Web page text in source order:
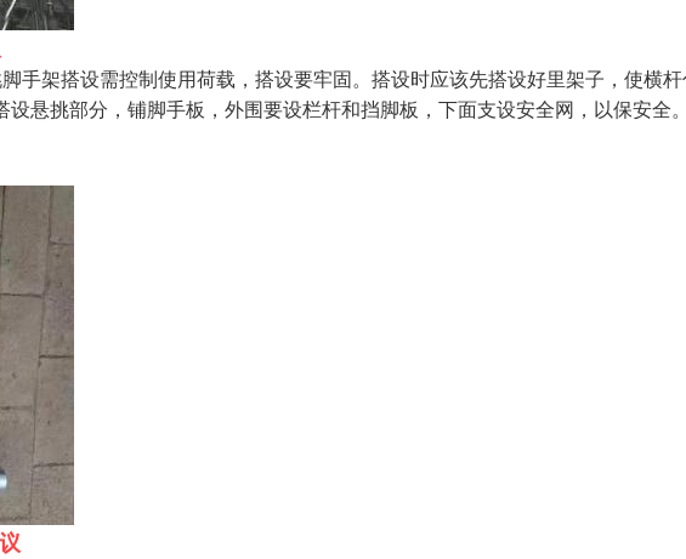
手架搭设需控制使用荷载，搭设要牢固。搭设时应该先搭设好里架子，使横
悬挑部分，铺脚手板，外围要设栏杆和挡脚板，下面支设安全网，以保安全